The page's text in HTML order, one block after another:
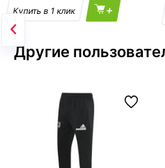
+
Другие